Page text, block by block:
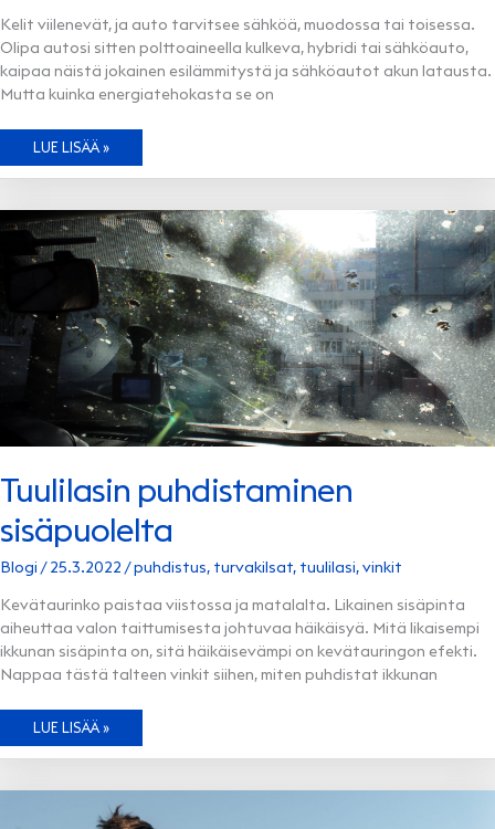
Kelit viilenevät, ja auto tarvitsee sähköä, muodossa tai toisessa.
Olipa autosi sitten polttoaineella kulkeva, hybridi tai sähköauto,
kaipaa näistä jokainen esilämmitystä ja sähköautot akun latausta.
Mutta kuinka energiatehokasta se on
ENERGIATEHOKASTA
–
SÄHKÖÄ
ENSI
TALVENA
LUE LISÄÄ »
Tuulilasin puhdistaminen
sisäpuolelta
Blogi /25.3.2022 /puhdistus, turvakilsat, tuulilasi,vinkit
Kevätaurinko paistaa viistossa ja matalalta. Likainen sisäpinta
aiheuttaa valon taittumisesta johtuvaa häikäisyä. Mitä likaisempi
ikkunan sisäpinta on, sitä häikäisevämpi on kevätauringon efekti.
Nappaa tästä talteen vinkit siihen, miten puhdistat ikkunan
TUULILASIN
SISÄPUOLELTA
LUE LISÄÄ »